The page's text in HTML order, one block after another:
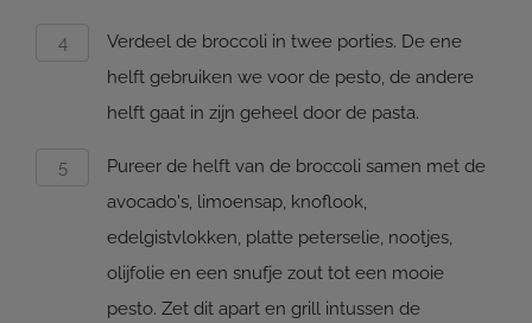
Verdeel de broccoli in twee porties. De ene
helft gebruiken we voor de pesto, de andere
helft gaat in zijn geheel door de pasta.
Pureer de helft van de broccoli samen met de
avocado's, limoensap, knoflook,
edelgistvlokken, platte peterselie, nootjes,
olijfolie en een snufje zout tot een mooie
pesto. Zet dit apart en grill intussen de